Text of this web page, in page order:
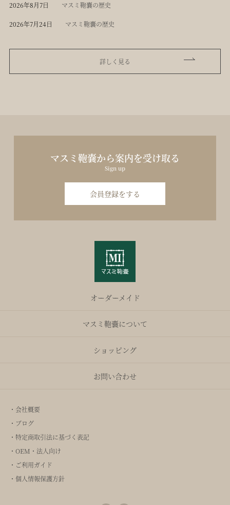
2026年8月7日 マスミ鞄嚢の歴史
2026年7月24日 マスミ鞄嚢の歴史
詳しく見る
マスミ鞄嚢から案内を受け取る
Sign up
会員登録をする
オーダーメイド
マスミ鞄嚢について
ショッピング
お問い合わせ
・会社概要
・ブログ
・特定商取引法に基づく表記
・OEM・法人向け
・ご利用ガイド
・個人情報保護方針